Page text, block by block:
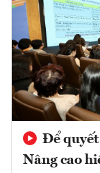
Để
Nâng cao